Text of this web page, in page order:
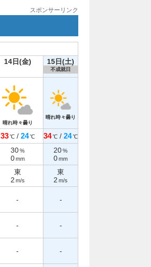
スポンサーリンク
14日(金) 15日(土)
不成就日
晴れ時々曇り
晴れ時々曇り
33 ℃/ 24 ℃ 34℃ / 24℃
30 %
0 mm
20%
0mm
東
2 m/s
東
2 m/s
- -
- -
- -